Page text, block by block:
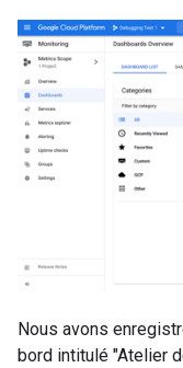
Nous avons
bord intitulé "Atelier